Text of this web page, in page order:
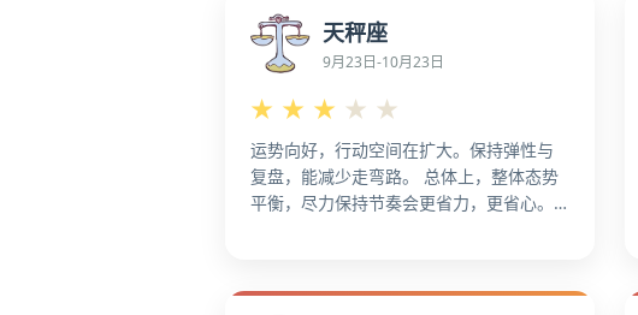
减少无效消耗，把力气留给主线。 从大盘
走势看，减少无效消耗，把力气留给主
从全局角度看，进度卡住时，先找一个突
破口，更宜稳步推进。
天秤座
9月23日-10月23日
★ ★ ★ ★ ★
运势向好，行动空间在扩大。保持弹性与
复盘，能减少走弯路。 总体上，整体态势
平衡，尽力保持节奏会更省力，更省心。